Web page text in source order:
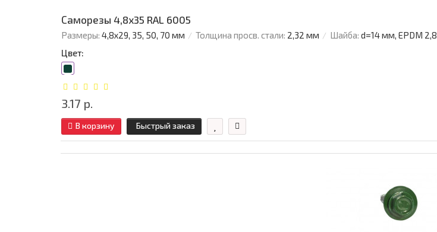
Саморезы 4,8х35 RAL 6005
Размеры: 4,8х29, 35, 50, 70 мм Толщина просв. стали: 2,32 мм Шайба: d=14 мм, EPDM 2,8
Цвет:
3.17 р.
В корзину Быстрый заказ